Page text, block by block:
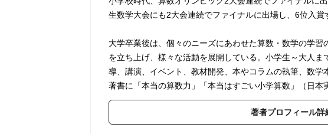
生数学大会にも2大会連続でファイナルに出場し、6位入賞
大学卒業後は、個々のニーズにあわせた算数・数学の学
を立ち上げ、様々な活動を展開している。小学生～大人
導、講演、イベント、教材開発、本やコラムの執筆、数学
著書に「本当の算数力」「本当はすごい小学算数」（日本
著者プロフィール詳